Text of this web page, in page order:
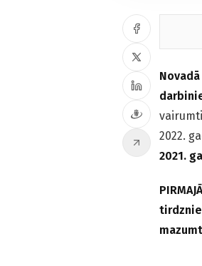
2022.
2021.